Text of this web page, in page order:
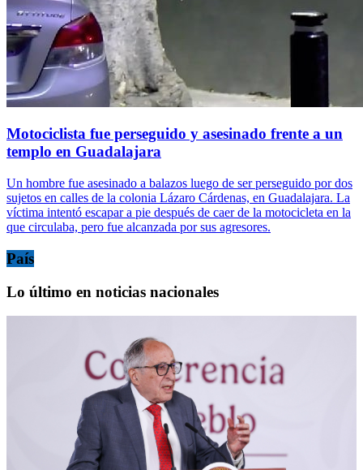
Motociclista fue perseguido y asesinado frente a un
templo en Guadalajara
Un hombre fue asesinado a balazos luego de ser perseguido por dos
sujetos en calles de la colonia Lázaro Cárdenas, en Guadalajara. La
víctima intentó escapar a pie después de caer de la motocicleta en la
que circulaba, pero fue alcanzada por sus agresores.
País
Lo último en noticias nacionales